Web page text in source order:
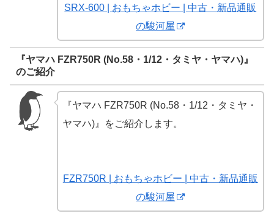
SRX-600 | おもちゃホビー | 中古・新品通販
の駿河屋
『ヤマハ FZR750R (No.58・1/12・タミヤ・ヤマハ)』
のご紹介
『ヤマハ FZR750R (No.58・1/12・タミヤ・
ヤマハ)』をご紹介します。
FZR750R | おもちゃホビー | 中古・新品通販
の駿河屋